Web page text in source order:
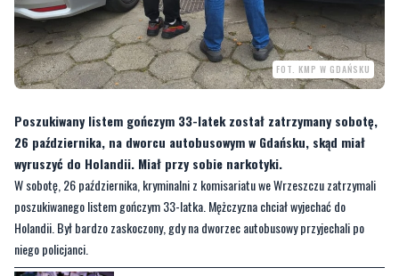
FOT. KMP W GDAŃSKU
Poszukiwany listem gończym 33-latek został zatrzymany sobotę,
26 października, na dworcu autobusowym w Gdańsku, skąd miał
wyruszyć do Holandii. Miał przy sobie narkotyki.
W sobotę, 26 października, kryminalni z komisariatu we Wrzeszczu zatrzymali
poszukiwanego listem gończym 33-latka. Mężczyzna chciał wyjechać do
Holandii. Był bardzo zaskoczony, gdy na dworzec autobusowy przyjechali po
niego policjanci.